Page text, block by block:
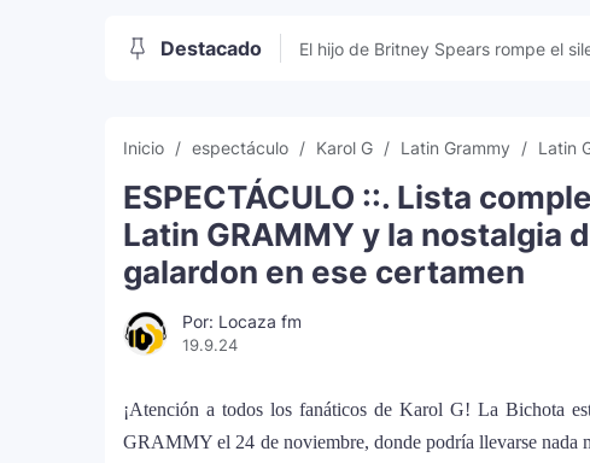
Destacado
El hijo de Britney Spears rompe el
Inicio espectáculo Karol G Latin Grammy Latin
ESPECTÁCULO ::. Lista
Latin GRAMMY y la nostalgia
galardon en ese certamen
Por: Locaza fm
19.9.24
¡Atención a todos los fanáticos de Karol G! La Bichota
GRAMMY el 24 de noviembre, donde podría llevarse nada